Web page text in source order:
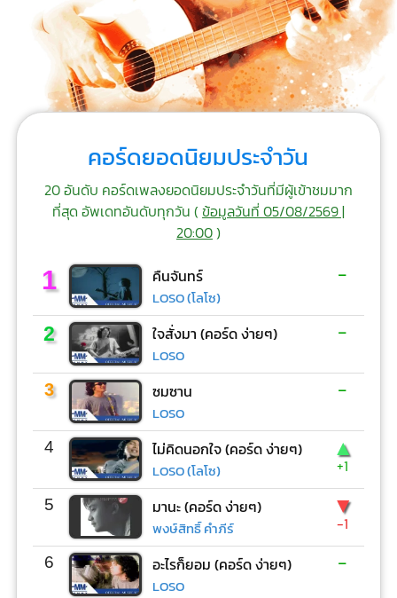
คอร์ดยอดนิยมประจำวัน
20 อันดับ คอร์ดเพลงยอดนิยมประจำวันที่มีผู้เข้าชมมาก
ที่สุด อัพเดทอันดับทุกวัน (ข้อมูลวันที่ 05/08/2569 |
20:00)
1 คืนจันทร์
LOSO (โลโซ)
-
2 ใจสั่งมา (คอร์ด ง่ายๆ)
LOSO
-
3 ซมซาน
LOSO
-
4 ไม่คิดนอกใจ (คอร์ด ง่ายๆ)
LOSO (โลโซ)
▲
+1
5 มานะ (คอร์ด ง่ายๆ)
พงษ์สิทธิ์ คำภีร์
▼
-1
6 อะไรก็ยอม (คอร์ด ง่ายๆ)
LOSO
-